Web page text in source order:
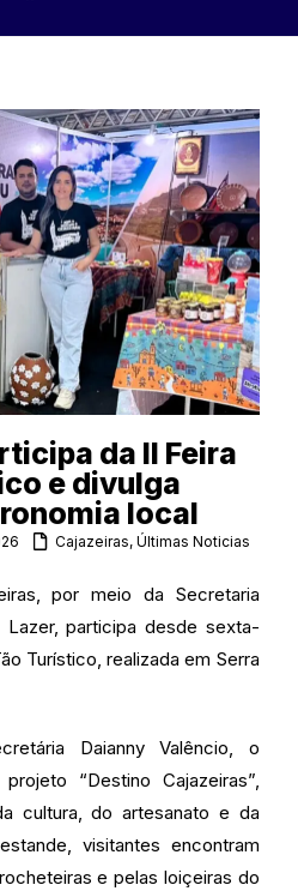
da II Feira
e divulga
local
Cajazeiras,Últimas Noticias
por meio da Secretaria
participa desde sexta-
Turístico, realizada em Serra
Daianny Valêncio, o
“Destino Cajazeiras”,
cultura, do artesanato e da
visitantes encontram
e pelas loiçeiras do